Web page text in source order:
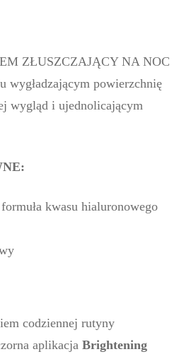
ZŁUSZCZAJĄCY NA NOC
wygładzającym powierzchnię
wygląd i ujednolicającym
kwasu hialuronowego
codziennej rutyny
aplikacja Brightening